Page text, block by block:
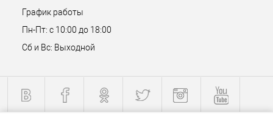
График работы
Пн-Пт: с 10:00 до 18:00
Сб и Вс: Выходной